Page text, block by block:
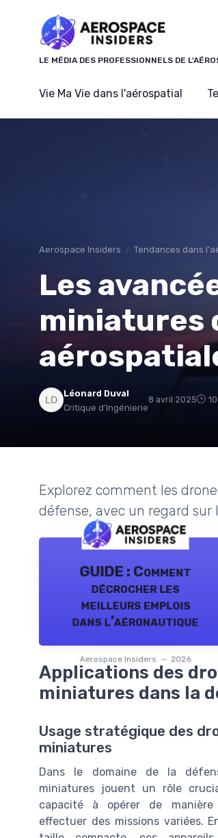
LE MÉDIA DES PROFESSIONNELS DE
Vie Ma Vie dans l'aérospatial
Aerospace Insiders Tendances dans
Les
miniatures
Léonard Duval
Critique d'Ingénierie
8 avril 2025
Explorez comment les
défense, avec un regard
GUIDE : Comment
décrocher les
meilleurs emplois
dans l’aéronautique
Aerospace Insiders — 2026
Applications des
miniatures dans la
Usage stratégique des
miniatures
Dans le domaine de la
miniatures jouent un rôle
capacité à opérer de
effectuer des missions variées.